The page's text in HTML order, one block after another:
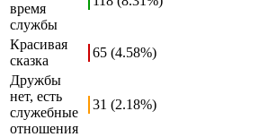
время
службы
Красивая
сказка
65 (4.58%)
Дружбы
нет, есть
служебные
отношения
31 (2.18%)